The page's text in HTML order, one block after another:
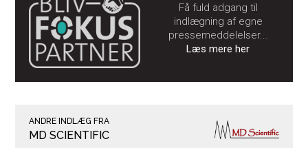
Få fuld adgang til
indlægning af egne
pressemeddelelser...
Læs mere her
ANDRE INDLÆG FRA
MD SCIENTIFIC